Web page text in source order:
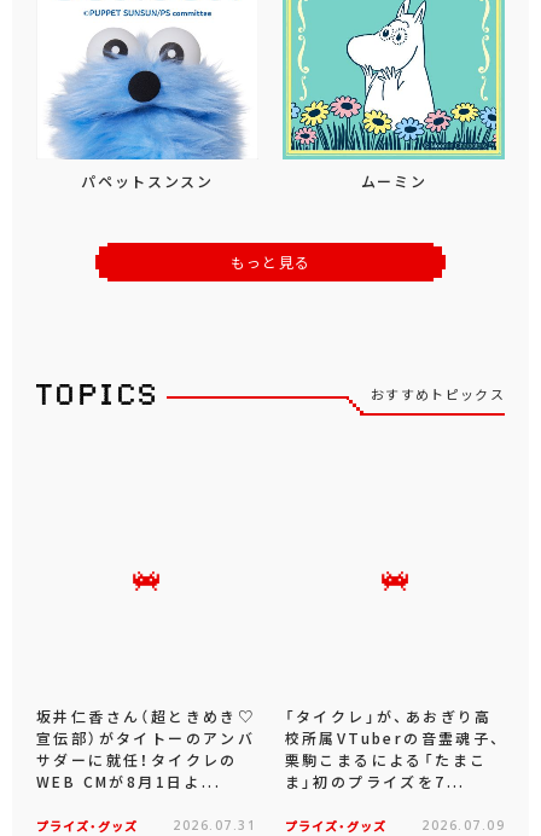
パペットスンスン ムーミン
もっと見る
おすすめトピックス
坂井仁香さん（超ときめき♡
宣伝部）がタイトーのアンバ
サダーに就任！タイクレの
WEB CMが8月1日よ...
プライズ・グッズ 2026.07.31
「タイクレ」が、あおぎり高
校所属VTuberの音霊魂子、
栗駒こまるによる「たまこ
ま」初のプライズを7...
プライズ・グッズ 2026.07.09